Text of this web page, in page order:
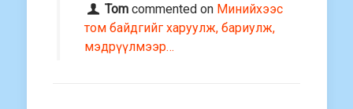
Tom commented on Минийхээс
том байдгийг харуулж, бариулж,
мэдрүүлмээр…